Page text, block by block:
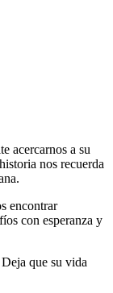
acercarnos a su
nos recuerda
encontrar
con esperanza y
que su vida